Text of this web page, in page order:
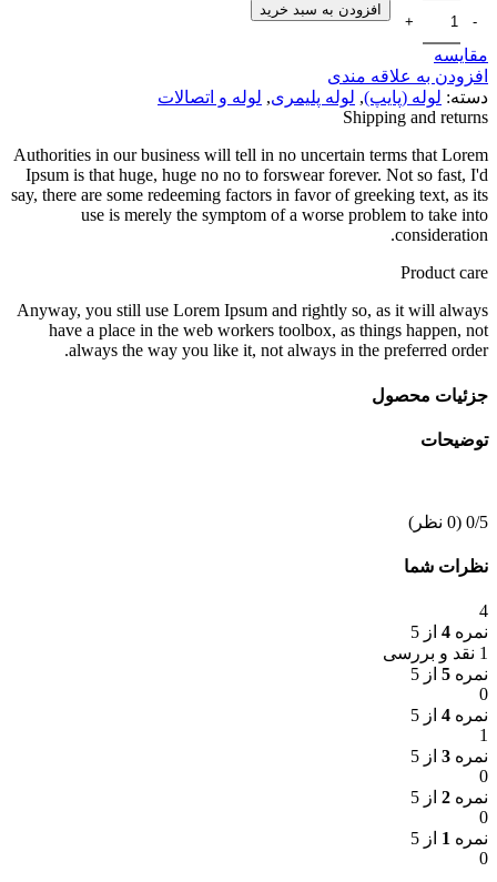
افزودن به سبد خرید
مقایسه
افزودن به علاقه مندی
دسته: لوله (پایپ), لوله پلیمری, لوله و اتصالات
Shipping and returns
Authorities in our business will tell in no uncertain terms that Lorem
Ipsum is that huge, huge no no to forswear forever. Not so fast, I'd
say, there are some redeeming factors in favor of greeking text, as its
use is merely the symptom of a worse problem to take into
consideration.
Product care
Anyway, you still use Lorem Ipsum and rightly so, as it will always
have a place in the web workers toolbox, as things happen, not
always the way you like it, not always in the preferred order.
جزئیات محصول
توضیحات
‫0/5 ‫(0 نظر)
نظرات شما
4
نمره 4 از 5
1 نقد و بررسی
نمره 5 از 5
0
نمره 4 از 5
1
نمره 3 از 5
0
نمره 2 از 5
0
نمره 1 از 5
0